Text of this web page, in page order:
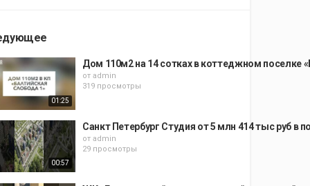
01:25
Дом 110м2 на 14 сотках в коттеджном поселке
от admin
319 просмотры
00:57
Санкт Петербург Студия от 5 млн 414 тыс руб в
от admin
29 просмотры